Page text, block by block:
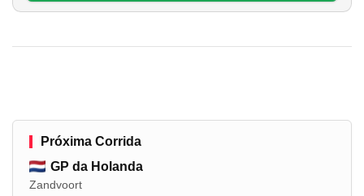
Próxima Corrida
GP da Holanda
Zandvoort